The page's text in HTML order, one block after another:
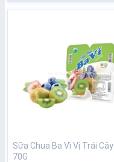
Sữa Chua Ba Vì Vị Trái Cây
70G